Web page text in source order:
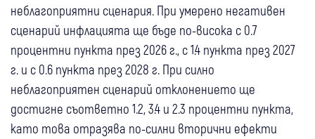
неблагоприятни сценария. При умерено негативен
сценарий инфлацията ще бъде по-висока с 0.7
процентни пункта през 2026 г., с 1.4 пункта през 2027
г. и с 0.6 пункта през 2028 г. При силно
неблагоприятен сценарий отклонението ще
достигне съответно 1.2, 3.4 и 2.3 процентни пункта,
като това отразява по-силни вторични ефекти